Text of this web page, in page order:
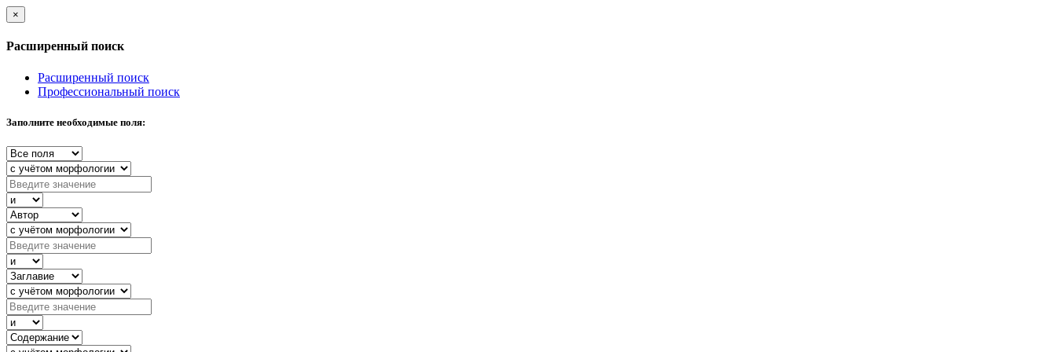
×
Расширенный поиск
Расширенный поиск
Профессиональный поиск
Заполните необходимые поля: